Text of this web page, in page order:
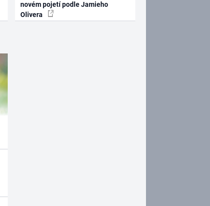
novém pojetí podle Jamieho
Olivera